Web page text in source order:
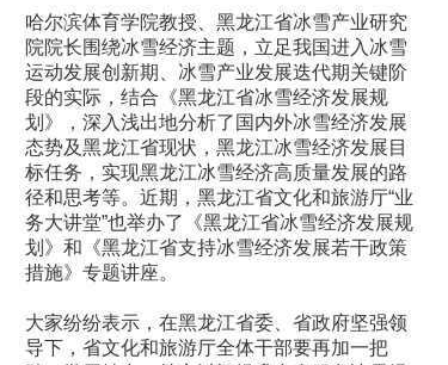
哈尔滨体育学院教授、黑龙江省冰雪产业研究
院院长围绕冰雪经济主题，立足我国进入冰雪
运动发展创新期、冰雪产业发展迭代期关键阶
段的实际，结合《黑龙江省冰雪经济发展规
划》，深入浅出地分析了国内外冰雪经济发展
态势及黑龙江省现状，黑龙江冰雪经济发展目
标任务，实现黑龙江冰雪经济高质量发展的路
径和思考等。近期，黑龙江省文化和旅游厅“业
务大讲堂”也举办了《黑龙江省冰雪经济发展规
划》和《黑龙江省支持冰雪经济发展若干政策
措施》专题讲座。
大家纷纷表示，在黑龙江省委、省政府坚强领
导下，省文化和旅游厅全体干部要再加一把